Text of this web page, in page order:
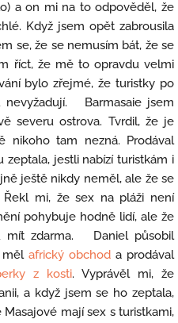
a on mi na to odpověděl, že
Když jsem opět zabrousila
se, že se nemusím bát, že se
říct, že mě to opravdu velmi
bylo zřejmé, že turistky po
nevyžadují. Barmasaie jsem
severu ostrova. Tvrdil, že je
tam nezná. Prodával
zeptala, jestli nabízí turistkám i
ještě nikdy neměl, ale že se
mi, že sex na pláži není
pohybuje hodně lidí, ale že
mít zdarma. Daniel působil
měl africký obchod a prodával
z kosti. Vyprávěl mi, že
a když jsem se ho zeptala,
mají sex s turistkami,